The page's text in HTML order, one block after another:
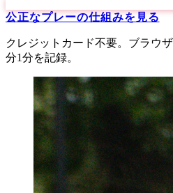
公正なプレーの仕組みを見る
クレジットカード不要。ブラウ
分1分を記録。